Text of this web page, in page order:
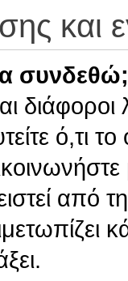
και
συνδεθώ;
ό,τι
από